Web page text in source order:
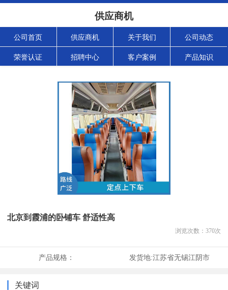
供应商机
公司首页 供应商机 关于我们 公司动态
荣誉认证 招聘中心 客户案例 产品知识
北京到霞浦的卧铺车 舒适性高
浏览次数： 370次
产品规格： 发货地:江苏省无锡江阴市
关键词